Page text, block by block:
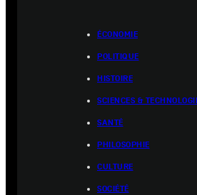
ÉCONOMIE
POLITIQUE
HISTOIRE
SCIENCES &
SANTÉ
PHILOSOPHIE
CULTURE
SOCIÉTÉ